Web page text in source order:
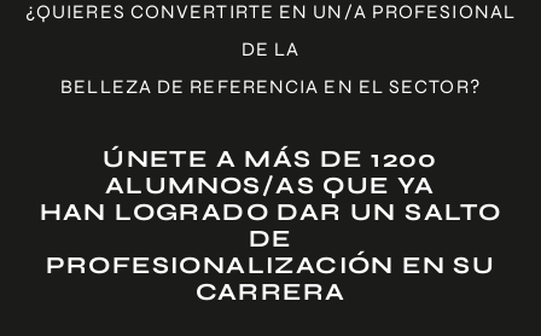
¿QUIERES CONVERTIRTE EN UN/A PROFESIONAL
DE LA
BELLEZA DE REFERENCIA EN EL SECTOR?
ÚNETE A MÁS DE 1200
ALUMNOS/AS QUE YA
HAN LOGRADO DAR UN SALTO
DE
PROFESIONALIZACIÓN EN SU
CARRERA